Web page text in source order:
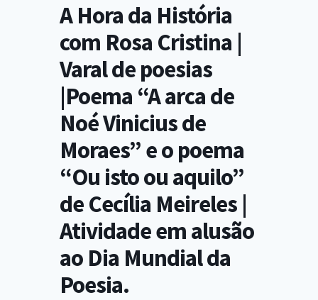
A Hora da História
com Rosa Cristina |
Varal de poesias
|Poema “A arca de
Noé Vinicius de
Moraes” e o poema
“Ou isto ou aquilo”
de Cecília Meireles |
Atividade em alusão
ao Dia Mundial da
Poesia.